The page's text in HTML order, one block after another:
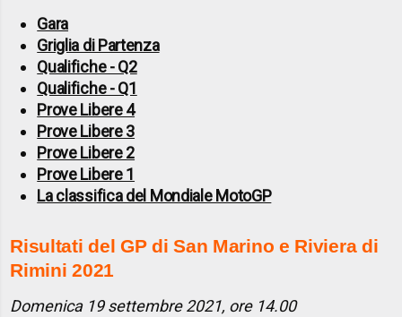
Gara
Griglia di Partenza
Qualifiche - Q2
Qualifiche - Q1
Prove Libere 4
Prove Libere 3
Prove Libere 2
Prove Libere 1
La classifica del Mondiale MotoGP
Risultati del GP di San Marino e Riviera di
Rimini 2021
Domenica 19 settembre 2021, ore 14.00